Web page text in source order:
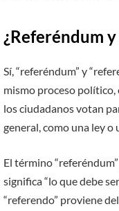
¿Referéndum
Sí, “referéndum” y
mismo proceso político,
los ciudadanos votan
general, como una ley
El término
significa “lo que debe
“referendo” proviene